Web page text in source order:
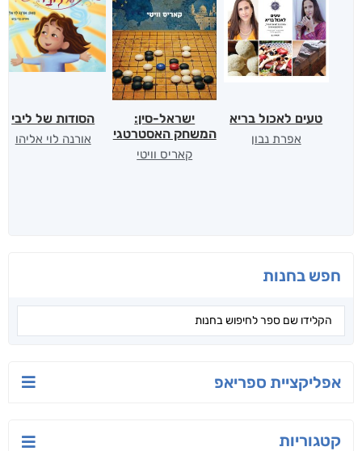
חפש בחנות
אפליקציית ספריאפ
קטגוריות
טעים לאכול בריא
אפרת נבון
ישראל-סין:
המשחק האסטרטגי
קאריס וויטי
הסודות של ליבי
אורנה לוי אליהו